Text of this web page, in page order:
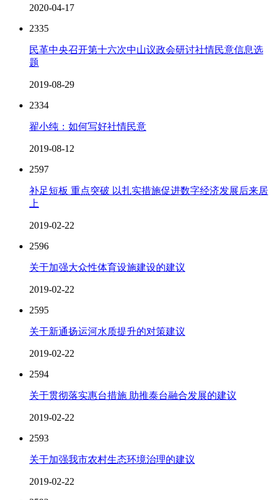
2020-04-17
2335
民革中央召开第十六次中山议政会研讨社情民意信息选
题
2019-08-29
2334
翟小纯：如何写好社情民意
2019-08-12
2597
补足短板 重点突破 以扎实措施促进数字经济发展后来居
上
2019-02-22
2596
关于加强大众性体育设施建设的建议
2019-02-22
2595
关于新通扬运河水质提升的对策建议
2019-02-22
2594
关于贯彻落实惠台措施 助推泰台融合发展的建议
2019-02-22
2593
关于加强我市农村生态环境治理的建议
2019-02-22